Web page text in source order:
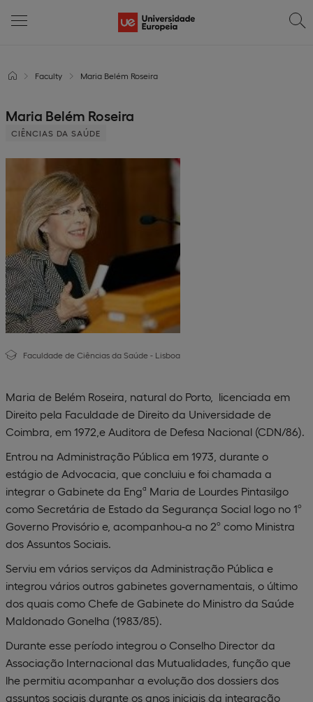
Faculty Maria Belém Roseira
Faculdade de Ciências da Saúde - Lisboa
Maria de Belém Roseira, natural do Porto, licenciada em
Direito pela Faculdade de Direito da Universidade de
Coimbra, em 1972,e Auditora de Defesa Nacional (CDN/86).
Entrou na Administração Pública em 1973, durante o
estágio de Advocacia, que concluiu e foi chamada a
integrar o Gabinete da Engª Maria de Lourdes Pintasilgo
como Secretária de Estado da Segurança Social logo no 1º
Governo Provisório e, acompanhou-a no 2º como Ministra
dos Assuntos Sociais.
Serviu em vários serviços da Administração Pública e
integrou vários outros gabinetes governamentais, o último
dos quais como Chefe de Gabinete do Ministro da Saúde
Maldonado Gonelha (1983/85).
Durante esse período integrou o Conselho Director da
Associação Internacional das Mutualidades, função que
lhe permitiu acompanhar a evolução dos dossiers dos
assuntos sociais durante os anos iniciais da integração
Maria Belém Roseira
CIÊNCIAS DA SAÚDE